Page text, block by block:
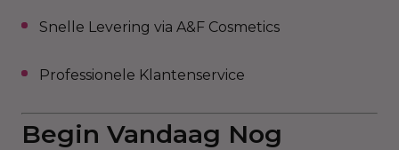
Snelle Levering via A&F Cosmetics
Professionele Klantenservice
Begin Vandaag Nog